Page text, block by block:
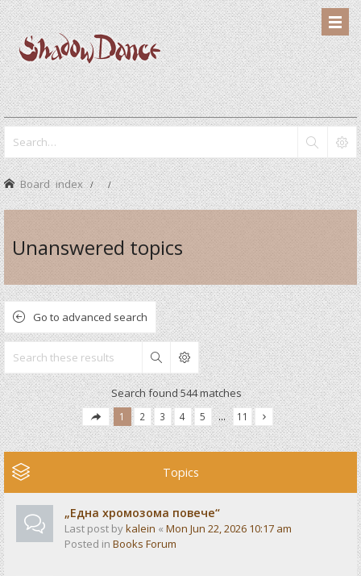
Board index
Unanswered topics
Go to advanced search
Search
Search found 544 matches
1 2 3 4 5 … 11
Topics
„Една хромозома повече“
Last post bykalein « Mon Jun 22, 2026 10:17 am
Posted in Books Forum